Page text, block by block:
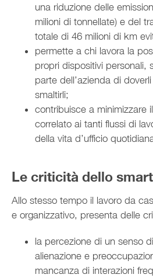
una riduzione delle
milioni di tonnellate) e del
totale di 46 milioni di km
permette a chi lavora la
propri dispositivi personali,
parte dell’azienda di
smaltirli;
contribuisce a minimizzare
correlato ai tanti flussi di
della vita d’ufficio
Le criticità dello
Allo stesso tempo il lavoro da
e organizzativo, presenta delle
la percezione di un senso
alienazione e
mancanza di interazioni